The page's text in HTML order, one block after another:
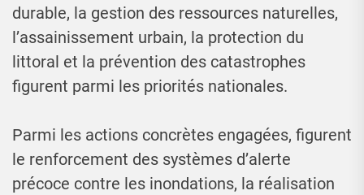
durable, la gestion des ressources naturelles,
l’assainissement urbain, la protection du
littoral et la prévention des catastrophes
figurent parmi les priorités nationales.
Parmi les actions concrètes engagées, figurent
le renforcement des systèmes d’alerte
précoce contre les inondations, la réalisation